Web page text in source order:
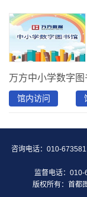
馆内访问
咨询电话：010-
监督电话：
版权所有：首都